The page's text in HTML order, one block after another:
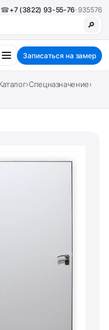
☎+7 (3822) 93-55-76· 935576
🔎
Записаться на замер
›Спецназначение›